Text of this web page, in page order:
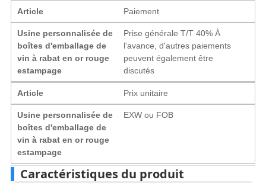
Article Paiement
Usine personnalisée de
boîtes d'emballage de
vin à rabat en or rouge
estampage
Prise générale T/T 40% À
l'avance, d'autres paiements
peuvent également être
discutés
Article Prix ​​unitaire
Usine personnalisée de
boîtes d'emballage de
vin à rabat en or rouge
estampage
EXW ou FOB
Caractéristiques du produit